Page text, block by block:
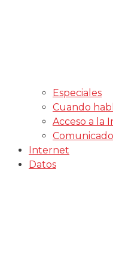
Especiales
Cuando
Acceso a la
Internet
Datos